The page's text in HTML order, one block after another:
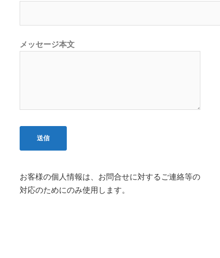
メッセージ本文
お客様の個人情報は、 お問合せに対するご連絡等の
対応のためにのみ使用します。